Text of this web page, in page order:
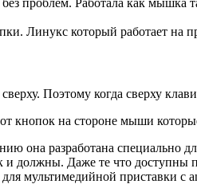
проблем. Работала как
Линукс который работает на
Поэтому когда сверху
на стороне мыши
она разработана специально
и должны. Даже те что
мультимедийной приставки с